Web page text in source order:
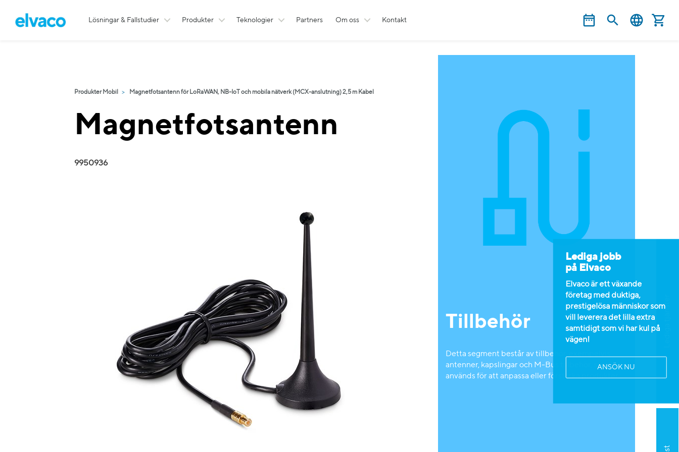
Lösningar & Fallstudier Produkter Teknologier Partners Om oss Kontakt
Lediga tjänster
Lediga jobb
på Elvaco
Elvaco är ett växande
företag med duktiga,
prestigelösa människor som
vill leverera det lilla extra
samtidigt som vi har kul på
vägen!
ANSÖK NU
Produkter Mobil Magnetfotsantenn för LoRaWAN, NB-IoT och mobila nätverk (MCX-anslutning) 2,5 m Kabel
Magnetfotsantenn
9950936
Tillbehör
Detta segment består av tillbehör, exempelvis
antenner, kapslingar och M-Bus tillbehör, som
används för att anpassa eller förstärka produkter.